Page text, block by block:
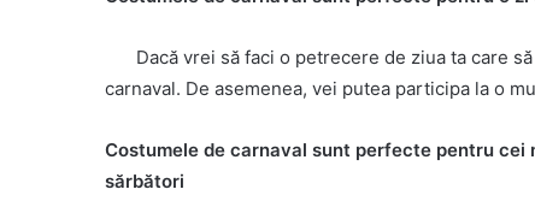
Dacӑ vrei sӑ faci o petrecere de ziua ta care
carnaval. De asemenea, vei putea participa la o
Costumele de carnaval sunt perfecte pentru
sӑrbӑtori